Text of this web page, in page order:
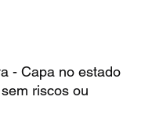
- Capa no estado
riscos ou